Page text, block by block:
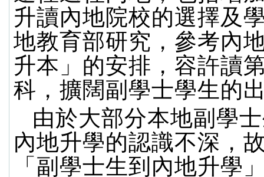
升讀內地院校的選擇及
地教育部研究，參考內
升本」的安排，容許讀
科，擴闊副學士學生的
由於大部分本地副學
內地升學的認識不深，
「副學士生到內地升學